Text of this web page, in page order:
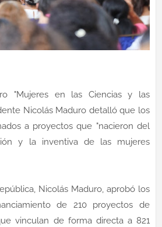
"Mujeres en las Ciencias y las
Nicolás Maduro detalló que los
a proyectos que "nacieron del
y la inventiva de las mujeres
Nicolás Maduro, aprobó los
de 210 proyectos de
vinculan de forma directa a 821